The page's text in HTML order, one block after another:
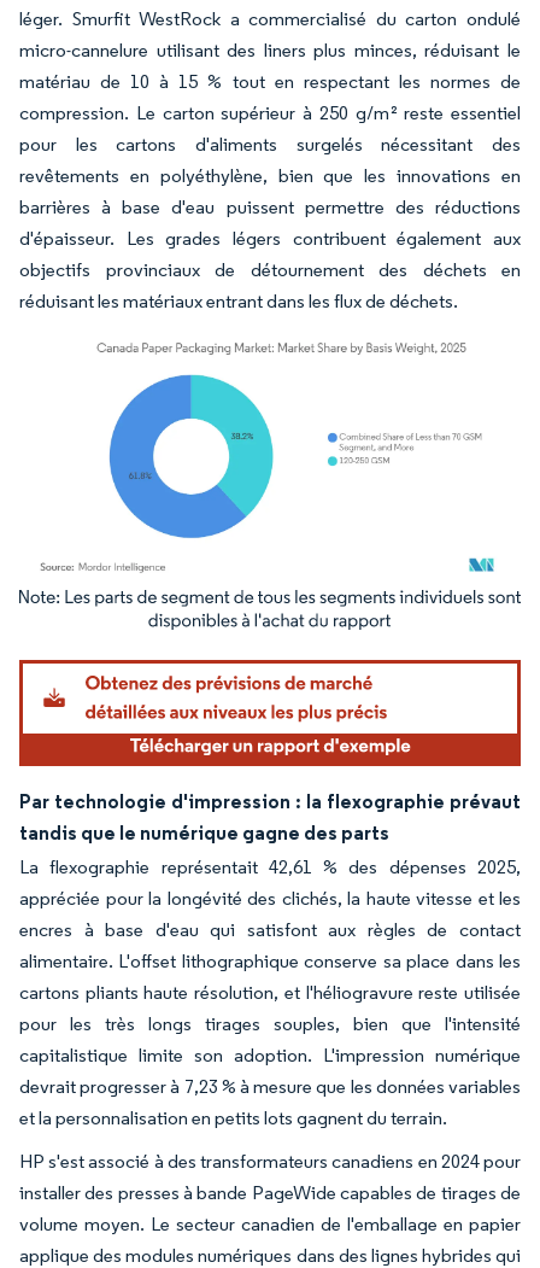
léger. Smurfit WestRock a commercialisé du carton ondulé
micro-cannelure utilisant des liners plus minces, réduisant le
matériau de 10 à 15 % tout en respectant les normes de
compression. Le carton supérieur à 250 g/m² reste essentiel
pour les cartons d'aliments surgelés nécessitant des
revêtements en polyéthylène, bien que les innovations en
barrières à base d'eau puissent permettre des réductions
d'épaisseur. Les grades légers contribuent également aux
objectifs provinciaux de détournement des déchets en
réduisant les matériaux entrant dans les flux de déchets.
Image © Mordor Intelligence. La réutilisation nécessite une attribution sous CC BY
Par technologie d'impression : la flexographie prévaut
tandis que le numérique gagne des parts
La flexographie représentait 42,61 % des dépenses 2025,
appréciée pour la longévité des clichés, la haute vitesse et les
encres à base d'eau qui satisfont aux règles de contact
alimentaire. L'offset lithographique conserve sa place dans les
cartons pliants haute résolution, et l'héliogravure reste utilisée
pour les très longs tirages souples, bien que l'intensité
capitalistique limite son adoption. L'impression numérique
devrait progresser à 7,23 % à mesure que les données variables
et la personnalisation en petits lots gagnent du terrain.
HP s'est associé à des transformateurs canadiens en 2024 pour
installer des presses à bande PageWide capables de tirages de
volume moyen. Le secteur canadien de l'emballage en papier
applique des modules numériques dans des lignes hybrides qui